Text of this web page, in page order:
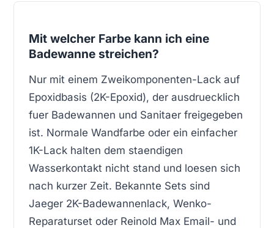
Mit welcher Farbe kann ich eine
Badewanne streichen?
Nur mit einem Zweikomponenten-Lack auf
Epoxidbasis (2K-Epoxid), der ausdruecklich
fuer Badewannen und Sanitaer freigegeben
ist. Normale Wandfarbe oder ein einfacher
1K-Lack halten dem staendigen
Wasserkontakt nicht stand und loesen sich
nach kurzer Zeit. Bekannte Sets sind
Jaeger 2K-Badewannenlack, Wenko-
Reparaturset oder Reinold Max Email- und